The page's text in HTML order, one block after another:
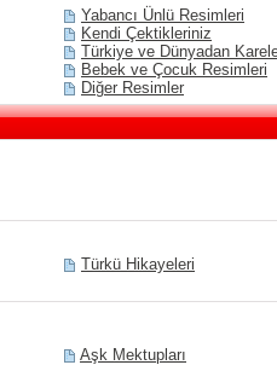
Yabancı Ünlü Resimleri
Kendi Çektikleriniz
Türkiye ve Dünyadan
Bebek ve Çocuk Resimleri
Diğer Resimler
Türkü Hikayeleri
Aşk Mektupları